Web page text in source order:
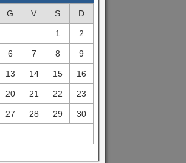
G V S D
1 2
6 7 8 9
13 14 15 16
20 21 22 23
27 28 29 30